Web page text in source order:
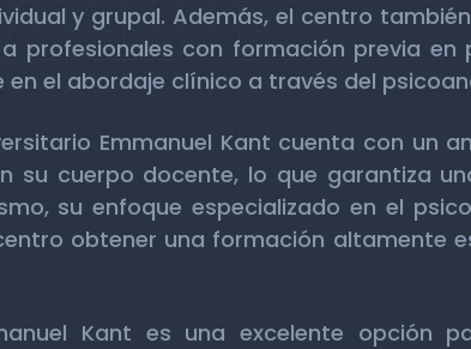
y grupal. Además, el centro
profesionales con formación previa en
el abordaje clínico a través del
Emmanuel Kant cuenta con un
su cuerpo docente, lo que garantiza
su enfoque especializado en el
obtener una formación altamente
Kant es una excelente opción